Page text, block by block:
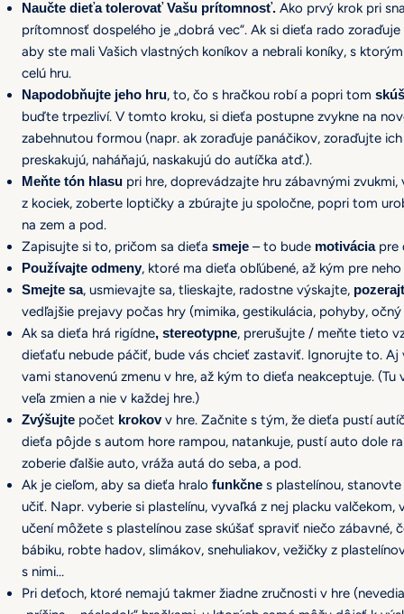
Naučte dieťa tolerovať Vašu prítomnosť. Ako prvý krok pri
prítomnosť dospelého je „dobrá vec“. Ak si dieťa rado
aby ste mali Vašich vlastných koníkov a nebrali koníky, s
celú hru.
Napodobňujte jeho hru, to, čo s hračkou robí a popri tom
buďte trpezliví. V tomto kroku, si dieťa postupne zvykne na
zabehnutou formou (napr. ak zoraďuje panáčikov, zoraďujte
preskakujú, naháňajú, naskakujú do autíčka atď.).
Meňte tón hlasu pri hre, doprevádzajte hru zábavnými
z kociek, zoberte loptičky a zbúrajte ju spoločne, popri tom
na zem a pod.
Zapisujte si to, pričom sa dieťa smeje – to bude motiváciapre
Používajte odmeny, ktoré ma dieťa obľúbené, až kým pre
Smejte sa, usmievajte sa, tlieskajte, radostne výskajte,
vedľajšie prejavy počas hry (mimika, gestikulácia, pohyby,
Ak sa dieťa hrá rigídne, stereotypne, prerušujte / meňte tieto
dieťaťu nebude páčiť, bude vás chcieť zastaviť. Ignorujte to.
vami stanovenú zmenu v hre, až kým to dieťa neakceptuje.
veľa zmien a nie v každej hre.)
Zvýšujte počet krokovv hre. Začnite s tým, že dieťa pustí
dieťa pôjde s autom hore rampou, natankuje, pustí auto dole
zoberie ďalšie auto, vráža autá do seba, a pod.
Ak je cieľom, aby sa dieťa hralo funkčne s plastelínou,
učiť. Napr. vyberie si plastelínu, vyvaľká z nej placku
učení môžete s plastelínou zase skúšať spraviť niečo
bábiku, robte hadov, slimákov, snehuliakov, vežičky z
s nimi…
Pri deťoch, ktoré nemajú takmer žiadne zručnosti v hre